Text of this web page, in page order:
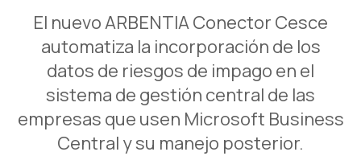
El nuevo ARBENTIA Conector Cesce
automatiza la incorporación de los
datos de riesgos de impago en el
sistema de gestión central de las
empresas que usen Microsoft Business
Central y su manejo posterior.